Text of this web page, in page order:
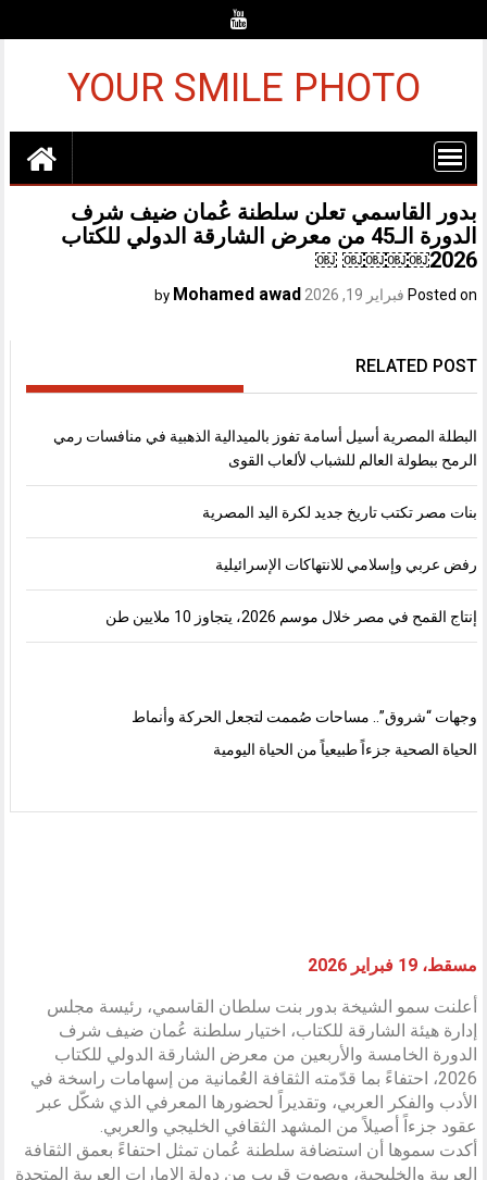
YOUR SMILE PHOTO
بدور القاسمي تعلن سلطنة عُمان ضيف شرف
الدورة الـ45 من معرض الشارقة الدولي للكتاب
2026￼￼￼￼ ￼
Posted on فبراير 19, 2026 Mohamed awad
RELATED POST
البطلة المصرية أسيل أسامة تفوز بالميدالية الذهبية في منافسات رمي
الرمح ببطولة العالم للشباب لألعاب القوى
بنات مصر تكتب تاريخ جديد لكرة اليد المصرية
رفض عربي وإسلامي للانتهاكات الإسرائيلية
إنتاج القمح في مصر خلال موسم 2026، يتجاوز 10 ملايين طن
وجهات “شروق”.. مساحات صُممت لتجعل الحركة وأنماط
الحياة الصحية جزءاً طبيعياً من الحياة اليومية
مسقط، 19 فبراير 2026
أعلنت سمو الشيخة بدور بنت سلطان القاسمي، رئيسة مجلس
إدارة هيئة الشارقة للكتاب، اختيار سلطنة عُمان ضيف شرف
الدورة الخامسة والأربعين من معرض الشارقة الدولي للكتاب
2026، احتفاءً بما قدّمته الثقافة العُمانية من إسهامات راسخة في
الأدب والفكر العربي، وتقديراً لحضورها المعرفي الذي شكّل عبر
عقود جزءاً أصيلاً من المشهد الثقافي الخليجي والعربي.
أكدت سموها أن استضافة سلطنة عُمان تمثل احتفاءً بعمق الثقافة
العربية والخليجية، وبصوتٍ قريبٍ من دولة الإمارات العربية المتحدة